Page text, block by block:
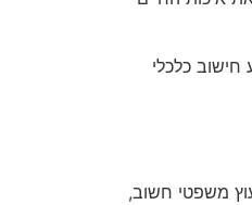
חישוב כלכלי
משפטי חשוב,